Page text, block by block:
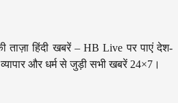
ताज़ा हिंदी खबरें – HB Live पर पाएं देश-
और धर्म से जुड़ी सभी खबरें 24×7।